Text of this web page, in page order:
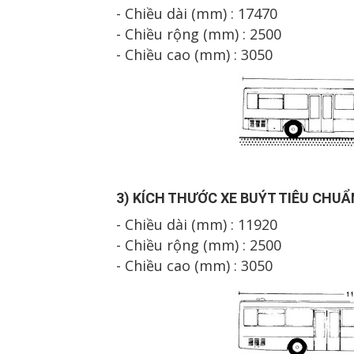
- Chiều dài (mm) : 17470
- Chiều rộng (mm) : 2500
- Chiều cao (mm) : 3050
3) KÍCH THƯỚC XE BUÝTTIÊU CHU
- Chiều dài (mm) : 1 1920
- Chiều rộng (mm) : 2500
- Chiều cao (mm) : 3050